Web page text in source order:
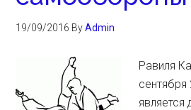
19/09/2016 ByAdmin
Равиля
сентября